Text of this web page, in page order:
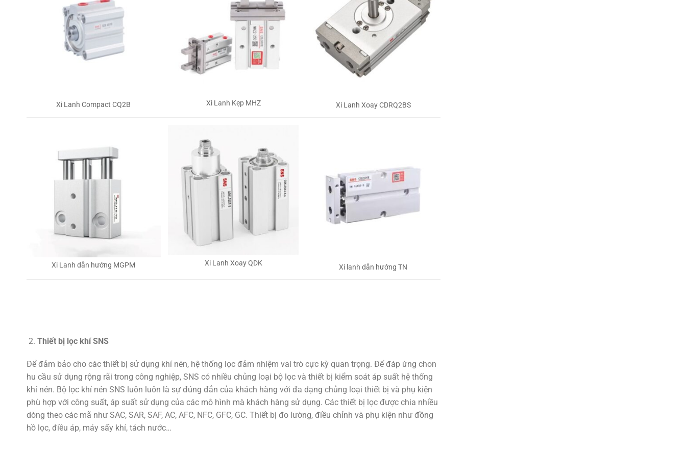
Xi Lanh Compact CQ2B Xi Lanh Kẹp MHZ Xi Lanh Xoay CDRQ2BS
Xi Lanh dẫn hướng MGPM Xi Lanh Xoay QDK Xi lanh dẫn hướng TN
Thiết bị lọc khí SNS
Để đảm bảo cho các thiết bị sử dụng khí nén, hệ thống lọc đảm nhiệm vai trò cực kỳ quan trọng. Để đáp ứng chon
hu cầu sử dụng rộng rãi trong công nghiệp, SNS có nhiều chủng loại bộ lọc và thiết bị kiểm soát áp suất hệ thống
khí nén. Bộ lọc khí nén SNS luôn luôn là sự đúng đắn của khách hàng với đa dạng chủng loại thiết bị và phụ kiện
phù hợp với công suất, áp suất sử dụng của các mô hình mà khách hàng sử dụng. Các thiết bị lọc được chia nhiều
dòng theo các mã như SAC, SAR, SAF, AC, AFC, NFC, GFC, GC. Thiết bị đo lường, điều chỉnh và phụ kiện như đồng
hồ lọc, điều áp, máy sấy khí, tách nước…